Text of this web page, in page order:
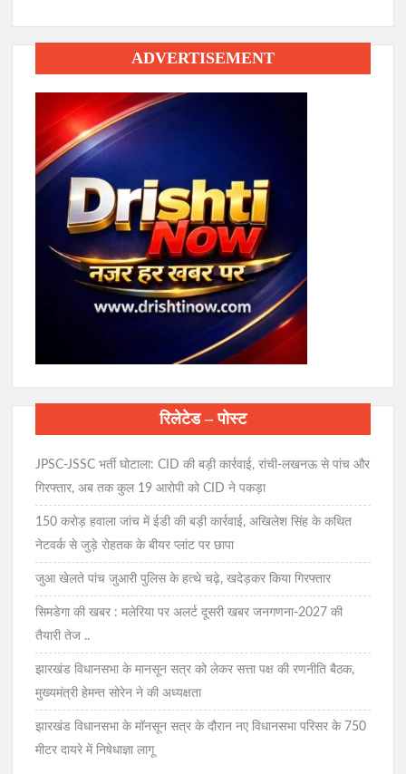
ADVERTISEMENT
रिलेटेड – पोस्ट
JPSC-JSSC भर्ती घोटाला: CID की बड़ी कार्रवाई, रांची-लखनऊ से पांच और
गिरफ्तार, अब तक कुल 19 आरोपी को CID ने पकड़ा
150 करोड़ हवाला जांच में ईडी की बड़ी कार्रवाई, अखिलेश सिंह के कथित
नेटवर्क से जुड़े रोहतक के बीयर प्लांट पर छापा
जुआ खेलते पांच जुआरी पुलिस के हत्थे चढ़े, खदेड़कर किया गिरफ्तार
सिमडेगा की खबर : मलेरिया पर अलर्ट दूसरी खबर जनगणना-2027 की
तैयारी तेज ..
झारखंड विधानसभा के मानसून सत्र को लेकर सत्ता पक्ष की रणनीति बैठक,
मुख्यमंत्री हेमन्त सोरेन ने की अध्यक्षता
झारखंड विधानसभा के मॉनसून सत्र के दौरान नए विधानसभा परिसर के 750
मीटर दायरे में निषेधाज्ञा लागू